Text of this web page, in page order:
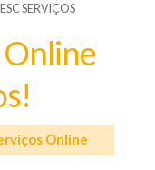
SERVIÇOS
Online
Online